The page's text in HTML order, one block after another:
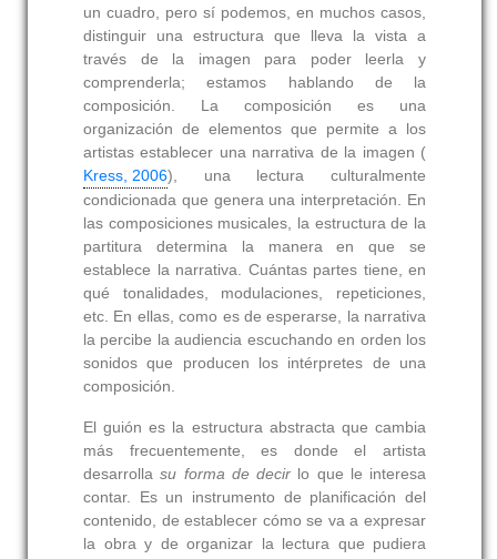
un cuadro, pero sí podemos, en muchos casos,
distinguir una estructura que lleva la vista a
través de la imagen para poder leerla y
comprenderla; estamos hablando de la
composición. La composición es una
organización de elementos que permite a los
artistas establecer una narrativa de la imagen (
Kress, 2006), una lectura culturalmente
condicionada que genera una interpretación. En
las composiciones musicales, la estructura de la
partitura determina la manera en que se
establece la narrativa. Cuántas partes tiene, en
qué tonalidades, modulaciones, repeticiones,
etc. En ellas, como es de esperarse, la narrativa
la percibe la audiencia escuchando en orden los
sonidos que producen los intérpretes de una
composición.
El guión es la estructura abstracta que cambia
más frecuentemente, es donde el artista
desarrollasu forma de decir lo que le interesa
contar. Es un instrumento de planificación del
contenido, de establecer cómo se va a expresar
la obra y de organizar la lectura que pudiera